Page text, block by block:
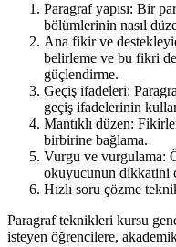
Paragraf yapısı: Bir
bölümlerinin nasıl
Ana fikir ve
belirleme ve bu fikri
güçlendirme.
Geçiş ifadeleri:
geçiş ifadelerinin
Mantıklı düzen:
birbirine bağlama.
Vurgu ve vurgulama:
okuyucunun dikkatini
Hızlı soru çözme
Paragraf teknikleri kursu
isteyen öğrencilere,